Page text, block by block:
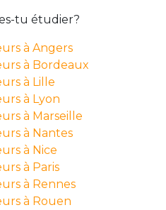
tu étudier?
à Angers
à Bordeaux
à Lille
à Lyon
à Marseille
à Nantes
à Nice
à Paris
à Rennes
à Rouen